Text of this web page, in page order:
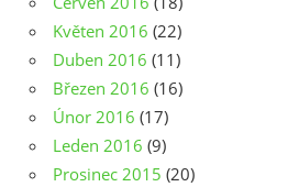
Květen 2016 (22)
Duben 2016 (11)
Březen 2016 (16)
Únor 2016 (17)
Leden 2016 (9)
Prosinec 2015 (20)